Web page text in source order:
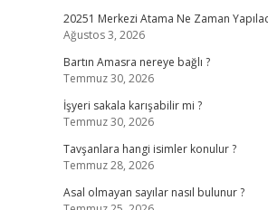
20251 Merkezi Atama Ne Zaman
Ağustos 3, 2026
Bartın Amasra nereye bağlı ?
Temmuz 30, 2026
İşyeri sakala karışabilir mi ?
Temmuz 30, 2026
Tavşanlara hangi isimler konulur ?
Temmuz 28, 2026
Asal olmayan sayılar nasıl bulunur ?